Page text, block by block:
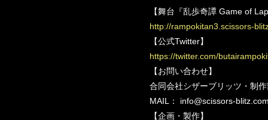
【舞台『乱歩奇譚 Game of
http://rampokitan3.scissors-
【公式Twitter】
https://twitter.com/
【お問い合わせ】
合同会社シザーブリッツ・制
MAIL： info@scissors-
【企画・製作】